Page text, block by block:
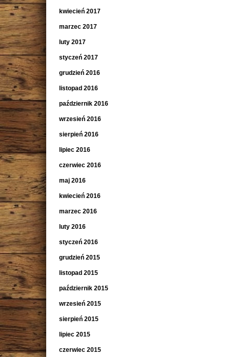
kwiecień 2017
marzec 2017
luty 2017
styczeń 2017
grudzień 2016
listopad 2016
październik 2016
wrzesień 2016
sierpień 2016
lipiec 2016
czerwiec 2016
maj 2016
kwiecień 2016
marzec 2016
luty 2016
styczeń 2016
grudzień 2015
listopad 2015
październik 2015
wrzesień 2015
sierpień 2015
lipiec 2015
czerwiec 2015